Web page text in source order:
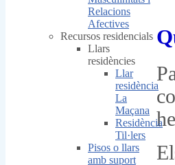
Relacions
Afectives
Recursos residencials
Llars
residències
Llar
residència
La
Maçana
Residència
Til·lers
Pisos o llars
amb suport